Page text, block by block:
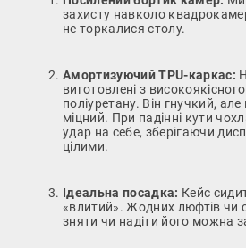
захисту навколо
не торкалися столу.
Амортизуючий TPU-каркас:
виготовлені з
поліуретану. Він гнучкий,
міцний. При падінні кути
удар на себе, зберігаючи
цілими.
Ідеальна посадка: Кейс
«влитий». Жодних люфтів чи
зняти чи надіти його можна